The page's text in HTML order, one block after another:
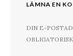
LÄMNA EN
DIN E-